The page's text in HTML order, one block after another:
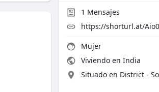
1 Mensajes
https://shorturl.at/
Mujer
Viviendo en India
Situado en District -